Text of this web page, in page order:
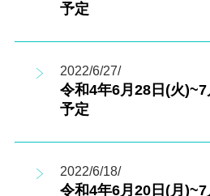
予定
2022/6/27/
令和4年6月28日(火
予定
2022/6/18/
令和4年6月20日(月